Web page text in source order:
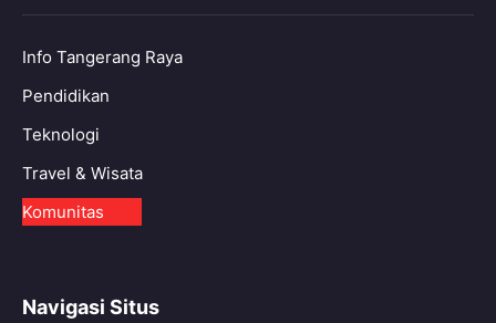
Info Tangerang Raya
Pendidikan
Teknologi
Travel & Wisata
Komunitas
Navigasi Situs